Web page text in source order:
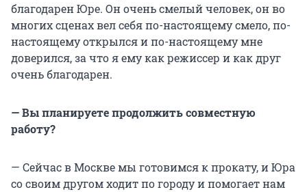
благодарен Юре. Он очень смелый человек, он во
многих сценах вел себя по-настоящему смело, по-
настоящему открылся и по-настоящему мне
доверился, за что я ему как режиссер и как друг
очень благодарен.
— Вы планируете продолжить совместную
работу?
— Сейчас в Москве мы готовимся к прокату, и Юра
со своим другом ходит по городу и помогает нам